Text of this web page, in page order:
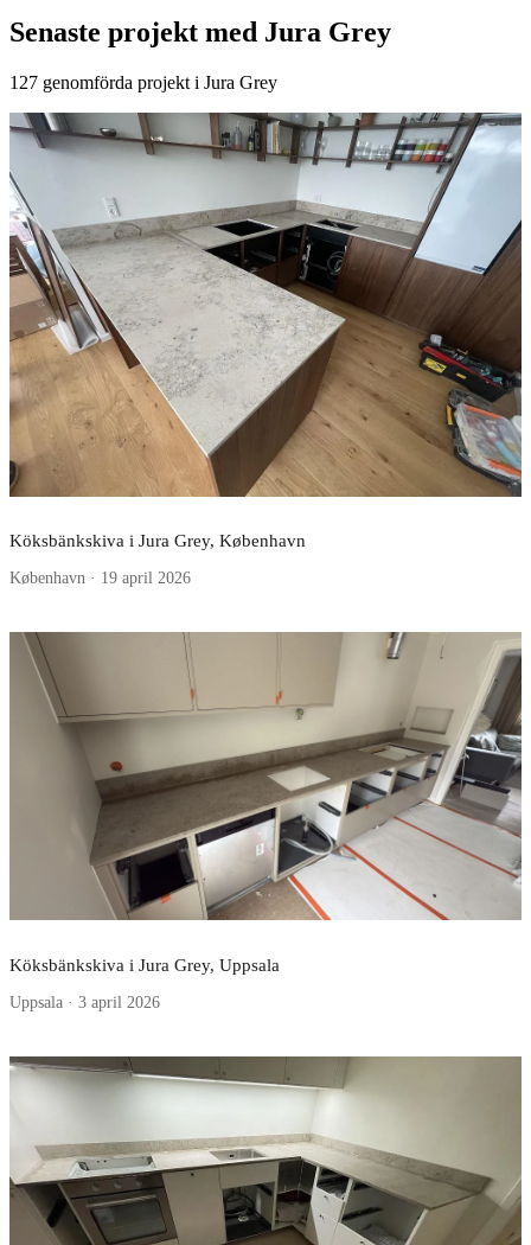
Senaste projekt med Jura Grey
127 genomförda projekt i Jura Grey
Köksbänkskiva i Jura Grey, København
København · 19 april 2026
Köksbänkskiva i Jura Grey, Uppsala
Uppsala · 3 april 2026